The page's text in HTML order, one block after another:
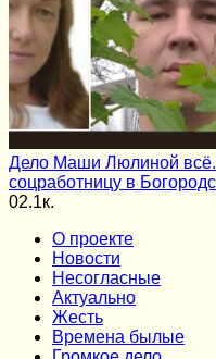
Дело Маши Люлиной
соцработницу в
02.1к.
О проекте
Новости
Несогласные
Актуально
Жесть
Времена былые